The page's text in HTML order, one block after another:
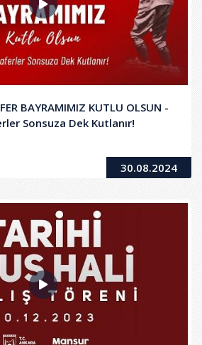
BAYRAMIMIZ KUTLU OLSUN -
Sonsuza Dek Kutlanır!
30.08.2024